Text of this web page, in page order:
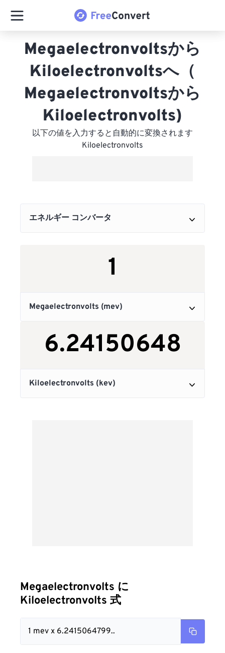
Megaelectronvoltsから
Kiloelectronvoltsへ（
Megaelectronvoltsから
Kiloelectronvolts)
以下の値を入力すると自動的に変換されます
Kiloelectronvolts
Megaelectronvolts に
Kiloelectronvolts 式
1 mev x 6.2415064799..